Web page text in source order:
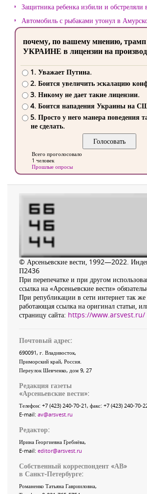
Защитника ребенка избили и обстреляли
Автомобиль с рыбаками утонул в
почему, по вашему мнению, трамп
УКРАИНЕ в лицензии на
1. Уважает Путина.
2. Боится увеличить эскалацию
3. Никому не дает такие лицензии.
4. Боится нападения Украины на
5. Просто у него манера поведения
не сделать.
Всего проголосовало
1 человек
Прошлые опросы
© Арсеньевские вести, 1992—2022.
П2436
При перепечатке и при другом
ссылка на «Арсеньевские вести»
При републикации в сети интернет так же
работающая ссылка на оригинал статьи,
страницу сайта: https://www.arsvest.ru/
Почтовый адрес:
690091, г. Владивосток,
Приморский край, Россия
Переулок Шевченко, дом 9, 27
Редакция газеты
«Арсеньевские вести»:
Телефон: +7 (423) 240-70-21, факс: +7 (423) 240-70-
E-mail: av@arsvest.ru
Редактор:
Ирина Георгиевна Гребнёва,
E-mail: editor@arsvest.ru
Собственный корреспондент «АВ»
в Санкт-Петербурге:
Романенко Татьяна Гаврииловна,